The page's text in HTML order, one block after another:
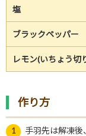
塩
ブラックペッパー
レモン(いちょう切
作り方
手羽先は解凍